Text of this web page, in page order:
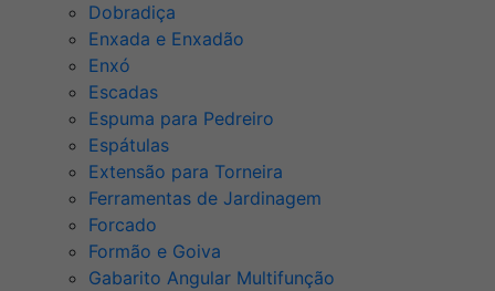
Dobradiça
Enxada e Enxadão
Enxó
Escadas
Espuma para Pedreiro
Espátulas
Extensão para Torneira
Ferramentas de Jardinagem
Forcado
Formão e Goiva
Gabarito Angular Multifunção